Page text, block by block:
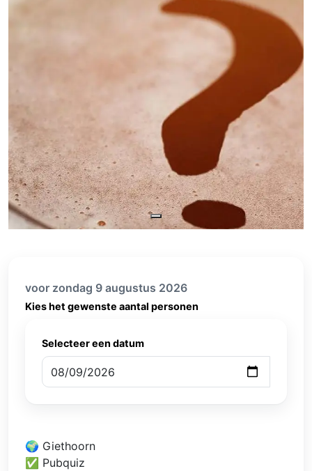
voor zondag 9 augustus 2026
Kies het gewenste aantal personen
Selecteer een datum
🌍 Giethoorn
✅ Pubquiz